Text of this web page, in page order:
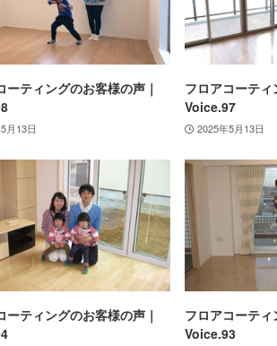
ーティングのお客様の声｜
月13日
フロアコーティ
Voice.97
2025年5月13日
ーティングのお客様の声｜
フロアコーティ
Voice.93